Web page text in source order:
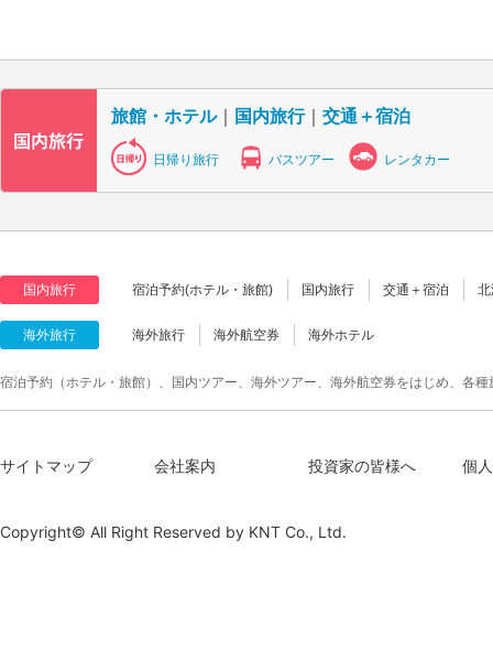
旅館・ホテル｜ 国内旅行｜ 交通＋宿泊
日帰り旅行 バスツアー レンタカー
国内旅行 宿泊予約(ホテル・旅館) 国内旅行 交通＋宿泊
海外旅行 海外旅行 海外航空券 海外ホテル
宿泊予約（ホテル・旅館）、国内ツアー、海外ツアー、海外航空券をはじめ、各
サイトマップ 会社案内 投資家の皆様へ 個
Copyright© All Right Reserved by KNT Co., Ltd.